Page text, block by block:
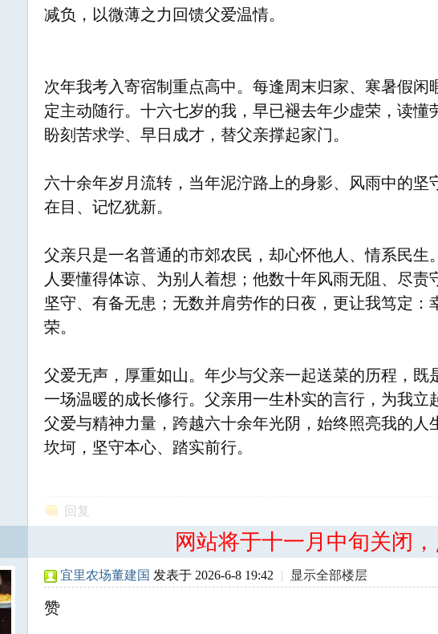
减负，以微薄之力回馈父爱温情。
次年我考入寄宿制重点高中。每逢周末归家、寒暑假闲
定主动随行。十六七岁的我，早已褪去年少虚荣，读懂
盼刻苦求学、早日成才，替父亲撑起家门。
六十余年岁月流转，当年泥泞路上的身影、风雨中的坚
在目、记忆犹新。
父亲只是一名普通的市郊农民，却心怀他人、情系民生
人要懂得体谅、为别人着想；他数十年风雨无阻、尽责
坚守、有备无患；无数并肩劳作的日夜，更让我笃定：
荣。
父爱无声，厚重如山。年少与父亲一起送菜的历程，既
一场温暖的成长修行。父亲用一生朴实的言行，为我立
父爱与精神力量，跨越六十余年光阴，始终照亮我的人
坎坷，坚守本心、踏实前行。
回复
网站将于十一月中旬关闭
宜里农场董建国 发表于 2026-6-8 19:42 | 显示全部楼层
赞